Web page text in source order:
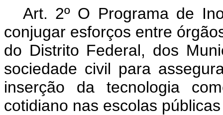
Art. 2º O Programa de
conjugar esforços entre
do Distrito Federal, dos
sociedade civil para
inserção da tecnologia
cotidiano nas escolas